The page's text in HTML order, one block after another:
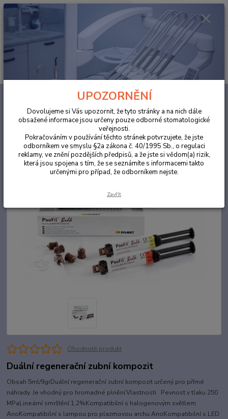
Hledat
za 0,00 Kč
ProFil Bulk Automix syringe A2
ProFil Bulk Automix syringe A2
Novinka Akce TOP produkt
Ohodnotit produkt
Duální regenerační zubní kompozit
Obsah 5ml/9grDuální regenerační zubní kompozit určený pro přímé
náhrady. Je vhodný pro hromadné plnění.Vlastnosti Pevnost v tlaku 250
MPaLineární smrštění 1,2%Kompatibilní s halogenovým světlem
AnoKompatibilní s lampou pro plazmovou archu AnoKompatibilní s LED
UPOZORNĚNÍ
Dovolujeme si Vás upozornit, že tyto stránky a na nich dále
obsažené informace jsou určeny pouze odborné stomatologické
veřejnosti.
Pokračováním v používání těchto stránek potvrzujete, že jste
odborníkem ve smyslu §2a zákona č. 40/1995 Sb., o regulaci
reklamy, ve znění pozdějších předpisů, a že jste si vědom(a) rizik,
která jsou spojena s tím, že se seznámíte s informacemi takto
určenými pro případ, že odborníkem nejste.
Zavřít